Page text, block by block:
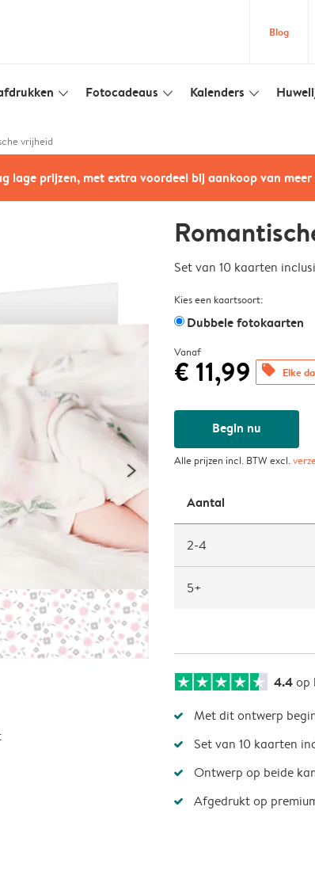
Blog
slim_arrow_down Fotocadeaus slim_arrow_down Kalenders slim_arrow_down
vrijheid
lage prijzen, met extra voordeel bij aankoop van
Set van 10 kaarten
Kies een kaartsoort:
Dubbele fotokaarten
Vanaf
€ 11,99 offers Elke
Begin nu
Alle prijzen incl. BTW excl.
Aantal
2-4
5+
4.4op
Met dit ontwerp
Set van 10 kaarten
Ontwerp op beide
Afgedrukt op